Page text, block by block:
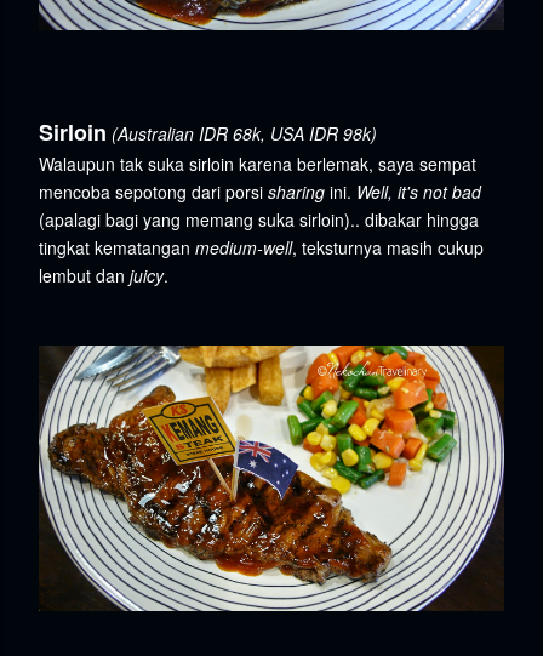
Sirloin (Australian IDR 68k, USA IDR 98k)
Walaupun tak suka sirloin karena berlemak, saya sempat
mencoba sepotong dari porsi sharing ini. Well, it's not bad
(apalagi bagi yang memang suka sirloin).. dibakar hingga
tingkat kematangan medium-well, teksturnya masih cukup
lembut dan juicy.